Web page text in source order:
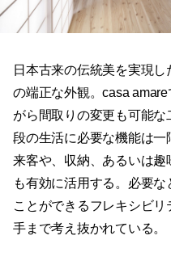
日本古来の伝統美を実現
の端正な外観。casa
がら間取りの変更も可能
段の生活に必要な機能は一
来客や、収納、あるいは
も有効に活用する。必要
ことができるフレキシビ
手まで考え抜かれている。